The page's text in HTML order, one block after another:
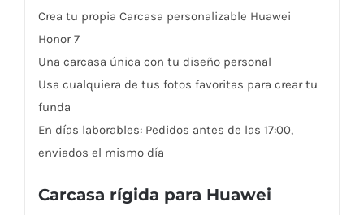
Crea tu propia Carcasa personalizable Huawei
Honor 7
Una carcasa única con tu diseño personal
Usa cualquiera de tus fotos favoritas para crear tu
funda
En días laborables: Pedidos antes de las 17:00,
enviados el mismo día
Carcasa rígida para Huawei